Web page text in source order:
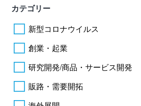
カテゴリー
新型コロナウイルス
創業・起業
研究開発/商品・サービス開発
販路・需要開拓